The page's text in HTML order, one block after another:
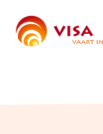
main